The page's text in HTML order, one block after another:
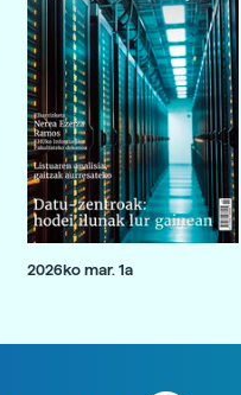
2026ko mar. 1a